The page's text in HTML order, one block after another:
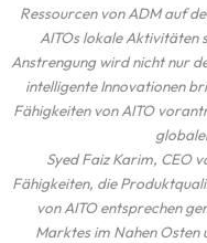
Ressourcen von ADM auf
AITOs lokale Aktivitäten
Anstrengung wird nicht nur
intelligente Innovationen
Fähigkeiten von AITO
Syed Faiz Karim, CEO
Fähigkeiten, die
von AITO entsprechen
Marktes im Nahen Osten